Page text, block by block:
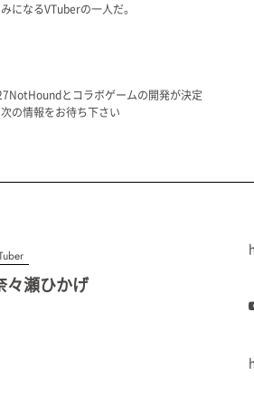
になるVTuberの一人だ。
とコラボゲームの開発が決定
の情報をお待ち下さい
々瀬ひかげ